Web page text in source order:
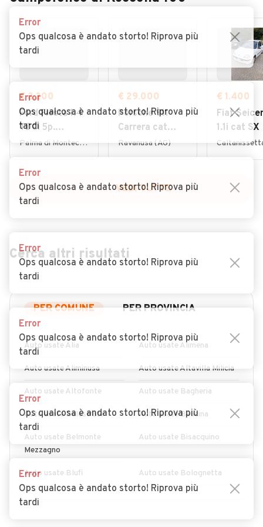
€ 3.200
Ford Fiesta 1.4
TDCi 5p.
Titanium
Palma di Montechiaro (AG)
€ 29.000
Porsche 911
Carrera cat
Coupé
Ravanusa (AG)
€ 1.400
Fiat
1.1i cat SX
VEDI TUTTE
Cerca altri risultati
PER COMUNE PER PROVINCIA
Auto usate Alia Auto usate Alimena
Auto usate Aliminusa Auto usate Altavilla Milicia
Auto usate Altofonte Auto usate Bagheria
Auto usate Balestrate Auto usate Baucina
Auto usate Belmonte
Mezzagno
Auto usate Bisacquino
Auto usate Blufi Auto usate Bolognetta
Auto usate Bompietro
Error
Ops qualcosa è andato storto! Riprova più
tardi
Error
Ops qualcosa è andato storto! Riprova più
tardi
Error
Ops qualcosa è andato storto! Riprova più
tardi
Error
Ops qualcosa è andato storto! Riprova più
tardi
Error
Ops qualcosa è andato storto! Riprova più
tardi
Error
Ops qualcosa è andato storto! Riprova più
tardi
Error
Ops qualcosa è andato storto! Riprova più
tardi